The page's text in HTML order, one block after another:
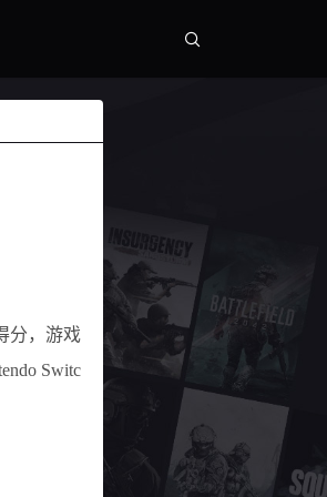
分，游戏
Switc